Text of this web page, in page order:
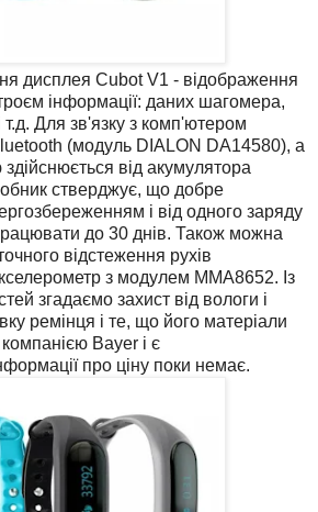
дисплея Cubot V1 - відображення
інформації: даних шагомера,
т.д. Для зв'язку з комп'ютером
(модуль DIALON DA14580), а
від акумулятора
стверджує, що добре
і від одного заряду
до 30 днів. Також можна
відстеження рухів
з модулем MMA8652. Із
згадаємо захист від вологи і
ремінця і те, що його матеріали
компанією Bayer і є
про ціну поки немає.